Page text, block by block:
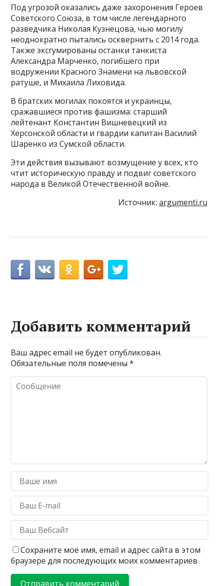
Под угрозой оказались даже захоронения Героев
Советского Союза, в том числе легендарного
разведчика Николая Кузнецова, чью могилу
неоднократно пытались осквернить с 2014 года.
Также эксгумированы останки танкиста
Александра Марченко, погибшего при
водружении Красного Знамени на львовской
ратуше, и Михаила Лиховида.
В братских могилах покоятся и украинцы,
сражавшиеся против фашизма: старший
лейтенант Константин Вишневецкий из
Херсонской области и гвардии капитан Василий
Шаренко из Сумской области.
Эти действия вызывают возмущение у всех, кто
чтит историческую правду и подвиг советского
народа в Великой Отечественной войне.
Источник: argumenti.ru
Добавить комментарий
Ваш адрес email не будет опубликован.
Обязательные поля помечены*
Сохраните моё имя, email и адрес сайта в этом
браузере для последующих моих комментариев